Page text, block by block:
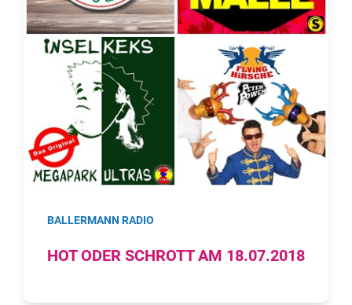
BALLERMANN RADIO
HOT ODER SCHROTT AM 18.07.2018